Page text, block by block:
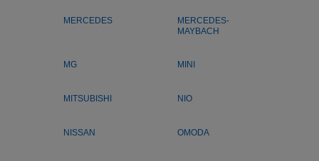
MERCEDES
MERCEDES-
MAYBACH
MG MINI
MITSUBISHI NIO
NISSAN OMODA